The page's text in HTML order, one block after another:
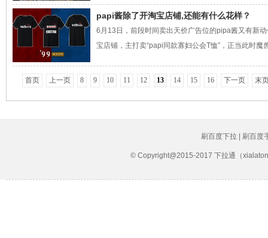
papi酱除了开淘宝店铺,还能有什么花样？
6月13日，前段时间卖出天价广告位的pipa酱又有新
宝店铺，主打卖“papi同款寡妇公会T恤”，正当此时魔
首页 上一页 8 9 10 11 12 13 14 15 16 下一页 末
刷百度下拉 | 刷百度
© Copyright@2015-2017 下拉通（